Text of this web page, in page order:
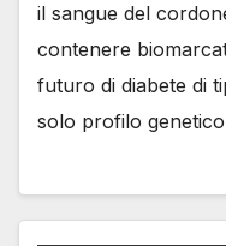
il sangue del
contenere
futuro di diabete di
solo profilo